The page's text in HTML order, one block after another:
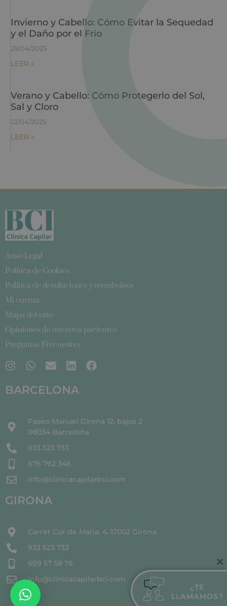
Invierno y Cabello: Cómo Evitar la Sequedad
y el Daño por el Frío
29/04/2025
LEER »
Verano y Cabello: Cómo Protegerlo del Sol,
Sal y Cloro
22/04/2025
LEER »
Aviso Legal
Política de Cookies
Política de devoluciones y reembolsos
Mi cuenta
Mapa del sitio
Opiniones de nuestros pacientes
Preguntas Frecuentes
BARCELONA
Paseo Manuel Girona 12, bajos 2
08034 Barcelona
933 523 733
676 762 346
info@clinicacapilarbci.com
GIRONA
Carrer Cor de Maria, 4, 17002 Girona
933 523 733
699 57 58 76
info@clinicacapilarbci.com
¿TE
LLAMAMOS?